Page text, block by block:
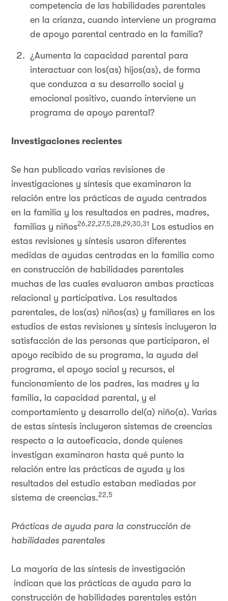
competencia de las habilidades parentales
en la crianza, cuando interviene un programa
de apoyo parental centrado en la familia?
¿Aumenta la capacidad parental para
interactuar con los(as) hijos(as), de forma
que conduzca a su desarrollo social y
emocional positivo, cuando interviene un
programa de apoyo parental?
Investigaciones recientes
Se han publicado varias revisiones de
investigaciones y síntesis que examinaron la
relación entre las prácticas de ayuda centrados
en la familia y los resultados en padres, madres,
familias y niños26,22,27,5,28,29,30,31 Los estudios en
estas revisiones y síntesis usaron diferentes
medidas de ayudas centradas en la familia como
en construcción de habilidades parentales
muchas de las cuales evaluaron ambas practicas
relacional y participativa. Los resultados
parentales, de los(as) niños(as) y familiares en los
estudios de estas revisiones y síntesis incluyeron la
satisfacción de las personas que participaron, el
apoyo recibido de su programa, la ayuda del
programa, el apoyo social y recursos, el
funcionamiento de los padres, las madres y la
familia, la capacidad parental, y el
comportamiento y desarrollo del(a) niño(a). Varias
de estas síntesis incluyeron sistemas de creencias
respecto a la autoeficacia, donde quienes
investigan examinaron hasta qué punto la
relación entre las prácticas de ayuda y los
resultados del estudio estaban mediadas por
sistema de creencias.22,5
Prácticas de ayuda para la construcción de
habilidades parentales
La mayoría de las síntesis de investigación
indican que las prácticas de ayuda para la
construcción de habilidades parentales están